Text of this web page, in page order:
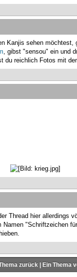
Kanjis sehen möchtest,
, gibst "sensou" ein und
du reichlich Fotos mit
Thread hier allerdings
Namen "Schriftzeichen
zurück| Ein Thema